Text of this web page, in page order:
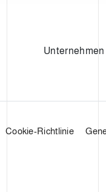
Unternehmen
Cookie-Richtlinie